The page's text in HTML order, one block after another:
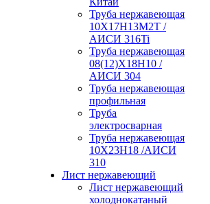
Труба нержавеющая
10Х17Н13М2Т /
АИСИ 316Ti
Труба нержавеющая
08(12)Х18Н10 /
АИСИ 304
Труба нержавеющая
профильная
Труба
электросварная
Труба нержавеющая
10Х23Н18 /АИСИ
310
Лист нержавеющий
Лист нержавеющий
холоднокатаный